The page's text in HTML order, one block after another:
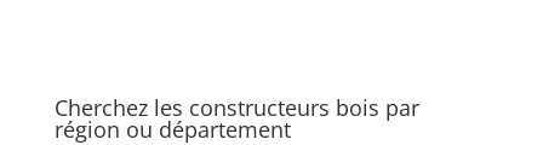
Cherchez les constructeurs bois par
région ou département